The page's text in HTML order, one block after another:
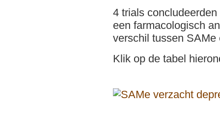
4 trials
een farmacologisch
verschil tussen SAMe
Klik op de tabel